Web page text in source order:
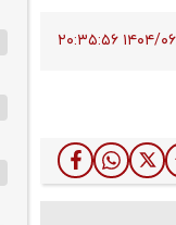
۰۷ ۲۰:۳۵:۵۶